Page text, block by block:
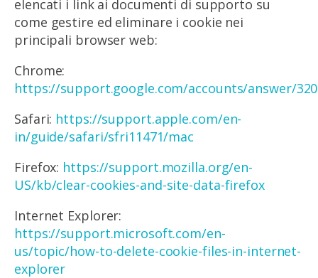
elencati i link ai documenti di supporto su
come gestire ed eliminare i cookie nei
principali browser web:
Chrome:
https://support.google.com/accounts/answer/
Safari: https://support.apple.com/en-
in/guide/safari/sfri11471/mac
Firefox: https://support.mozilla.org/en-
US/kb/clear-cookies-and-site-data-firefox
Internet Explorer:
https://support.microsoft.com/en-
us/topic/how-to-delete-cookie-files-in-internet-
explorer